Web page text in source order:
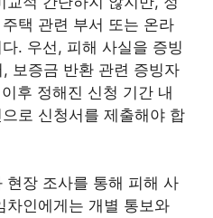
택 관련 부서 또는 온라
. 우선, 피해 사실을 증빙
보증금 반환 관련 증빙자
후 정해진 신청 기간 내
로 신청서를 제출해야 합
현장 조사를 통해 피해 사
차인에게는 개별 통보와